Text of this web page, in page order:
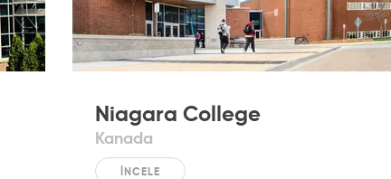
Niagara College
Kanada
İNCELE